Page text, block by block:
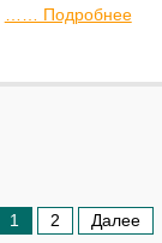
…… Подробнее
1 2 Далее